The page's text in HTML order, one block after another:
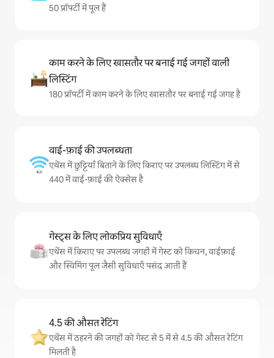
50 प्रॉपर्टी में पूल हैं
काम करने के लिए खासतौर पर बनाई गई जगहों वाली
लिस्टिंग
180 प्रॉपर्टी में काम करने के लिए खासतौर पर बनाई गई जगह है
वाई-फ़ाई की उपलब्धता
एथेंस में छुट्टियाँ बिताने के लिए किराए पर उपलब्ध लिस्टिंग में से
440 में वाई-फ़ाई की ऐक्सेस है
गेस्ट्स के लिए लोकप्रिय सुविधाएँ
एथेंस में किराए पर उपलब्ध जगहों में गेस्ट को किचन, वाईफ़ाई
और स्विमिंग पूल जैसी सुविधाएँ पसंद आती हैं
4.5 की औसत रेटिंग
एथेंस में ठहरने की जगहों को गेस्ट से 5 में से 4.5 की औसत रेटिंग
मिलती है